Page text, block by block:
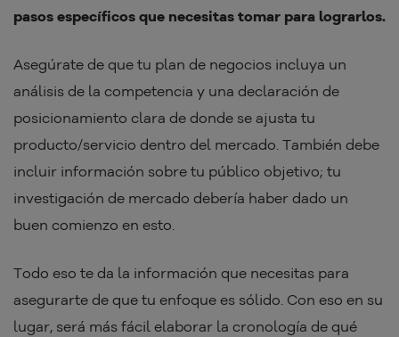
pasos específicos que necesitas tomar para lograrlos.
Asegúrate de que tu plan de negocios incluya un
análisis de la competencia y una declaración de
posicionamiento clara de donde se ajusta tu
producto/servicio dentro del mercado. También debe
incluir información sobre tu público objetivo; tu
investigación de mercado debería haber dado un
buen comienzo en esto.
Todo eso te da la información que necesitas para
asegurarte de que tu enfoque es sólido. Con eso en su
lugar, será más fácil elaborar la cronología de qué